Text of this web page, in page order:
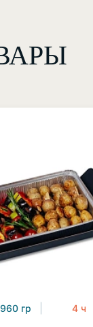
960 гр 4 ч